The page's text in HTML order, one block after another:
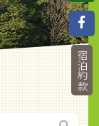
宿泊約款